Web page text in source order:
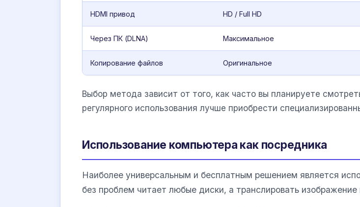
HDMI привод HD / Full HD
Через ПК (DLNA) Максимальное
Копирование файлов Оригинальное
Выбор метода зависит от того, как часто вы планируете
регулярного использования лучше приобрести
Использование компьютера как посредника
Наиболее универсальным и бесплатным решением является
без проблем читает любые диски, а транслировать